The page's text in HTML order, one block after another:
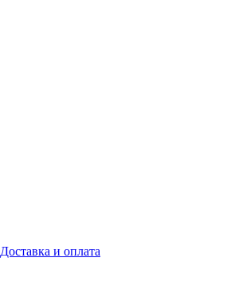
Доставка и оплата